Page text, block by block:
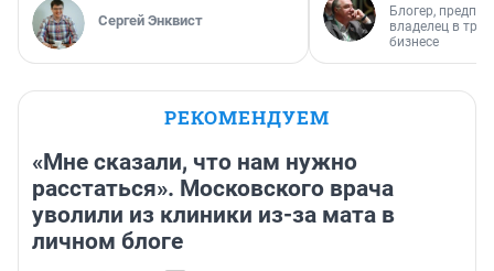
Сергей Энквист
Блогер,
владелец в
бизнесе
РЕКОМЕНДУЕМ
«Мне сказали, что нам нужно
расстаться». Московского врача
уволили из клиники из-за мата в
личном блоге